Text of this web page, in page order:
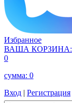
Избранное
ВАША КОРЗИНА:
0
сумма: 0
Вход | Регистрация